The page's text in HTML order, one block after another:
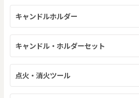
キャンドルホルダー
キャンドル・ホルダーセット
点火・消火ツール